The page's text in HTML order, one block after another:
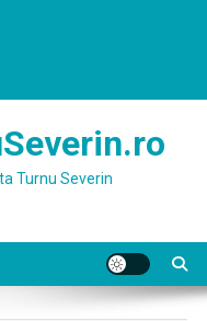
Turnu Severin